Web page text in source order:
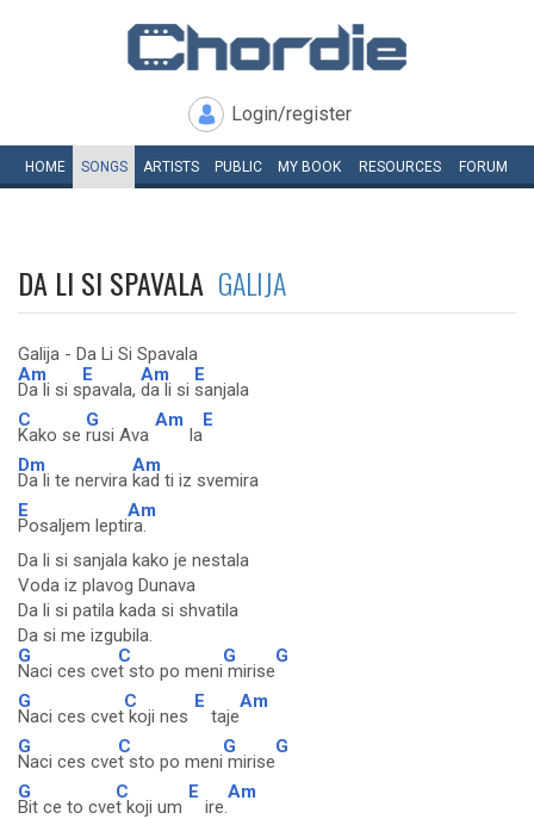
Login/register
HOME SONGS ARTISTS PUBLIC MY BOOK RESOURCES FORUM
DA LI SI SPAVALA GALIJA
Galija - Da Li Si Spavala
Am
Da li si s
E
pavala,
Am
da li si
E
sanjala
C
Kako se
G
rusi Ava
Am
la
E
Dm
Da li te nervira
Am
kad ti iz svemira
E
Posaljem lepti
Am
ra.
Da li si sanjala kako je nestala
Voda iz plavog Dunava
Da li si patila kada si shvatila
Da si me izgubila.
G
Naci ces cve
C
t sto po meni
G
mirise
G
G
Naci ces cvet
C
koji nes
E
taje
Am
G
Naci ces cve
C
t sto po meni
G
mirise
G
G
Bit ce to cve
C
t koji um
E
ire.
Am